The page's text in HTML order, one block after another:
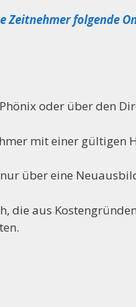
folgende
oder über den
mit einer gültigen
über eine
die aus